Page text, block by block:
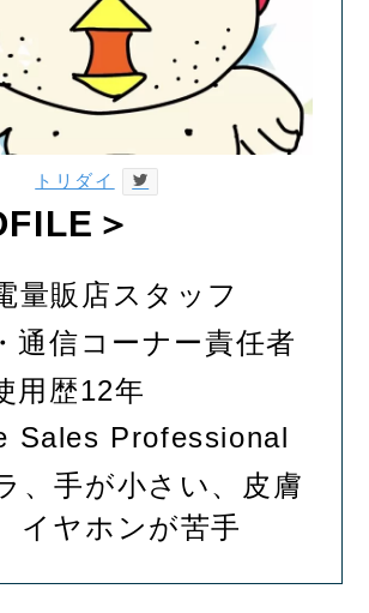
トリダイ
＞
量販店スタッフ
通信コーナー責任者
用歴12年
Sales Professional
、手が小さい、皮膚
イヤホンが苦手